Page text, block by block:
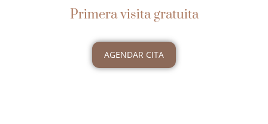
Primera visita gratuita
AGENDAR CITA